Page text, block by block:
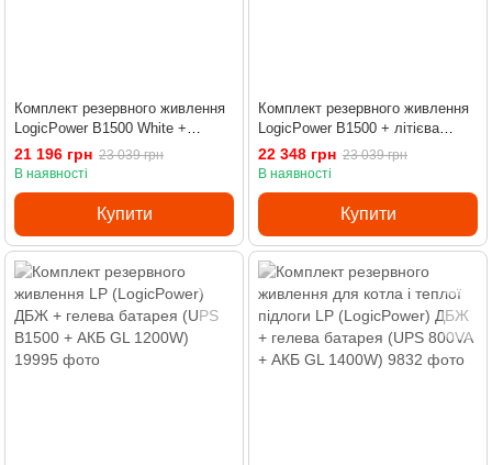
Комплект резервного живлення
LogicPower B1500 White +
літієва (LiFePO4) батарея
1280Wh
21 196 грн 23 039 грн
В наявності
Купити
Комплект резервного живлення
LogicPower B1500 + літієва
(LiFePO4) батарея 1280Wh
22 348 грн 23 039 грн
В наявності
Купити